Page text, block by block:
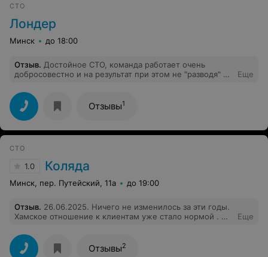
СТО
Лондер
Минск до 18:00
Отзыв. Достойное СТО, команда работает очень
добросовестно и на результат при этом не "разводя" на
машины, идеально подобрали цвет и устранили
проблему с каррозией. Осталась очень довольна
работой.
Еще
Отзывы1
СТО
1.0 Коляда
Минск, пер. Путейский, 11а до 19:00
Отзыв. 26.06.2025. Ничего не изменилось за эти годы.
Хамское отношение к клиентам уже стало нормой . Не
Еще
Отзывы2